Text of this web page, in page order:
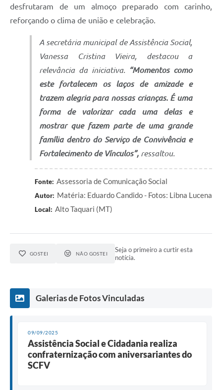
desfrutaram de um almoço preparado com carinho,
reforçando o clima de união e celebração.
A secretária municipal de Assistência Social,
Vanessa Cristina Vieira, destacou a
relevância da iniciativa.
“Momentos como
este fortalecem os laços de amizade e
trazem alegria para nossas crianças. É uma
forma de valorizar cada uma delas e
mostrar que fazem parte de uma grande
família dentro do Serviço de Convivência e
Fortalecimento de Vínculos”, ressaltou.
Fonte: Assessoria de Comunicação Social
Autor: Matéria: Eduardo Candido - Fotos: Libna Lucena
Local: Alto Taquari (MT)
GOSTEI NÃO GOSTEI
Seja o primeiro a curtir esta
notícia.
Galerias de Fotos Vinculadas
09/09/2025
Assistência Social e Cidadania realiza
confraternização com aniversariantes do
SCFV